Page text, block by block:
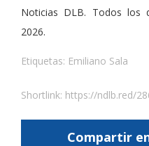
Noticias DLB. Todos los
2026.
Etiquetas: Emiliano Sala
Shortlink: https://ndlb.red/
Compartir